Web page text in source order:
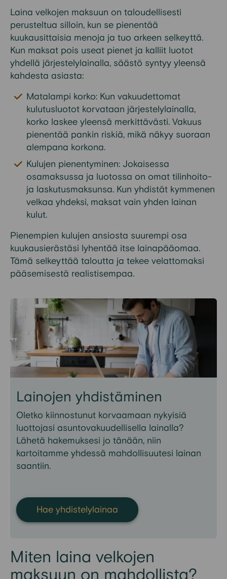
Laina velkojen maksuun on taloudellisesti
perusteltua silloin, kun se pienentää
kuukausittaisia menoja ja tuo arkeen selkeyttä.
Kun maksat pois useat pienet ja kalliit luotot
yhdellä järjestelylainalla, säästö syntyy yleensä
kahdesta asiasta:
Matalampi korko: Kun vakuudettomat
kulutusluotot korvataan järjestelylainalla,
korko laskee yleensä merkittävästi. Vakuus
pienentää pankin riskiä, mikä näkyy suoraan
alempana korkona.
Kulujen pienentyminen: Jokaisessa
osamaksussa ja luotossa on omat tilinhoito-
ja laskutusmaksunsa. Kun yhdistät kymmenen
velkaa yhdeksi, maksat vain yhden lainan
kulut.
Pienempien kulujen ansiosta suurempi osa
kuukausierästäsi lyhentää itse lainapääomaa.
Tämä selkeyttää taloutta ja tekee velattomaksi
pääsemisestä realistisempaa.
Lainojen yhdistäminen
Oletko kiinnostunut korvaamaan nykyisiä
luottojasi asuntovakuudellisella lainalla?
Lähetä hakemuksesi jo tänään, niin
kartoitamme yhdessä mahdollisuutesi lainan
saantiin.
Hae yhdistelylainaa
Miten laina velkojen